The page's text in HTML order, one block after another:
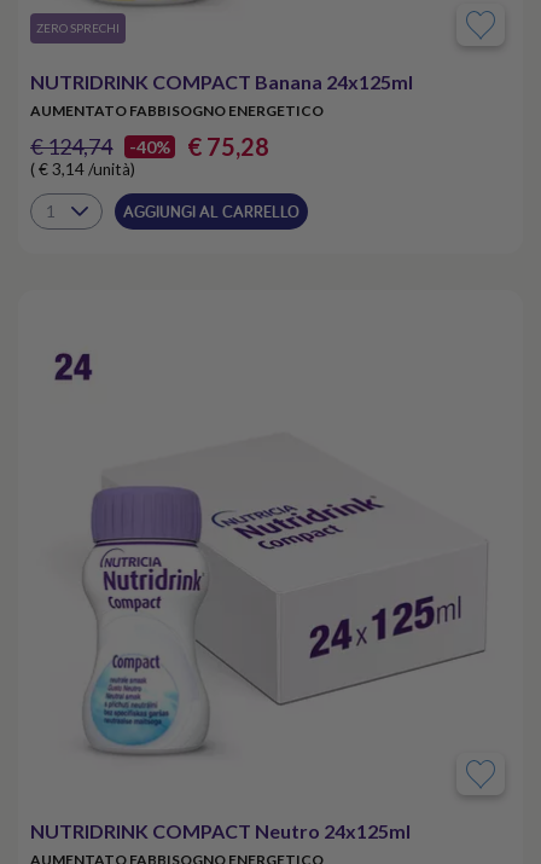
​ZERO SPRECHI
NUTRIDRINK COMPACT Banana 24x125ml
AUMENTATO FABBISOGNO ENERGETICO
€ 124,74 -40% € 75,28
( € 3,14 /unità)
AGGIUNGI AL CARRELLO
NUTRIDRINK COMPACT Neutro 24x125ml
AUMENTATO FABBISOGNO ENERGETICO